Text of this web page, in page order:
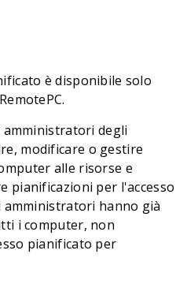
è disponibile solo
degli
modificare o gestire
alle risorse e
pianificazioni per l'accesso
amministratori hanno già
i computer, non
pianificato per